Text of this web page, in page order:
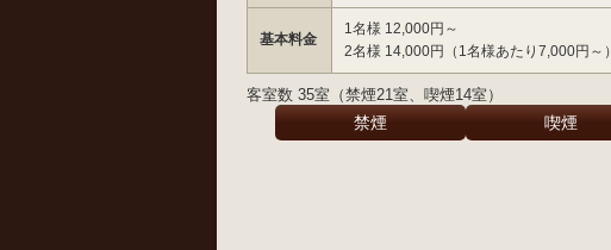
基本料金
1名様 12,000円～
2名様 14,000円（1名様あたり7,000円～）
客室数 35室（禁煙21室、喫煙14室）
禁煙 喫煙